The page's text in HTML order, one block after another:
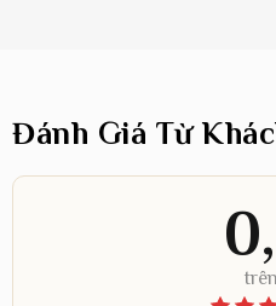
Đánh Giá Từ